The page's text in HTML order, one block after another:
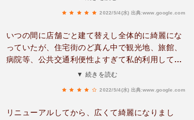
2022/5/4(水) 出典:www.google.com
いつの間に店舗ごと建て替えし全体的に綺麗にな
っていたが、住宅街のど真ん中で観光地、旅館、
病院等、公共交通利便性よすぎて私的利用してい
た時より取り扱い分野が大幅に減って食品のみ扱
▼ 続きを読む
2022/5/4(水) 出典:www.google.com
リニューアルしてから、広くて綺麗になりまし